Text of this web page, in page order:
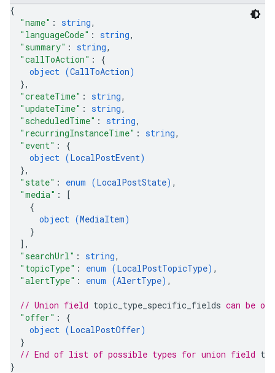
{
"name" : string,
"languageCode" : string,
"summary" : string,
"callToAction" : {
object (CallToAction)
},
"createTime" : string,
"updateTime" : string,
"scheduledTime" : string,
"recurringInstanceTime" : string,
"event" : {
object (LocalPostEvent)
},
"state" : enum (LocalPostState) ,
"media" :
[
{
object (MediaItem)
}
] ,
"searchUrl" : string,
"topicType" : enum (LocalPostTopicType) ,
"alertType" : enum (AlertType) ,
// Union field topic_type_specific_fields can be
"offer" : {
object (LocalPostOffer)
}
// End of list of possible types for union field
}